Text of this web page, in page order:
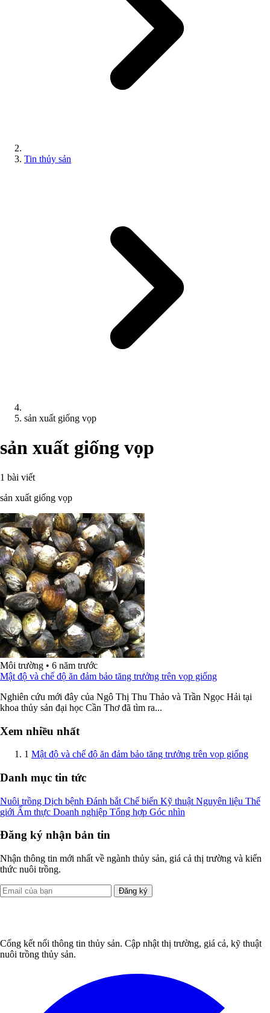
Tin thủy sản
sản xuất giống vọp
sản xuất giống vọp
1 bài viết
sản xuất giống vọp
Môi trường • 6 năm trước
Mật độ và chế độ ăn đảm bảo tăng trưởng trên vọp giống
Nghiên cứu mới đây của Ngô Thị Thu Thảo và Trần Ngọc Hải tại
khoa thủy sản đại học Cần Thơ đã tìm ra...
Xem nhiều nhất
1 Mật độ và chế độ ăn đảm bảo tăng trưởng trên vọp giống
Danh mục tin tức
Nuôi trồng Dịch bệnh Đánh bắt Chế biến Kỹ thuật Nguyên liệu Thế
giới Ẩm thực Doanh nghiệp Tổng hợp Góc nhìn
Đăng ký nhận bản tin
Nhận thông tin mới nhất về ngành thủy sản, giá cả thị trường và kiến
thức nuôi trồng.
Đăng ký
Cổng kết nối thông tin thủy sản. Cập nhật thị trường, giá cả, kỹ thuật
nuôi trồng thủy sản.